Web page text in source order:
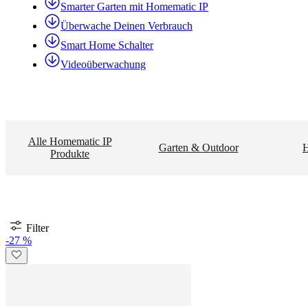
Smarter Garten mit Homematic IP
Überwache Deinen Verbrauch
Smart Home Schalter
Videoüberwachung
Alle Homematic IP
Produkte
Garten & Outdoor
Filter
-27 %